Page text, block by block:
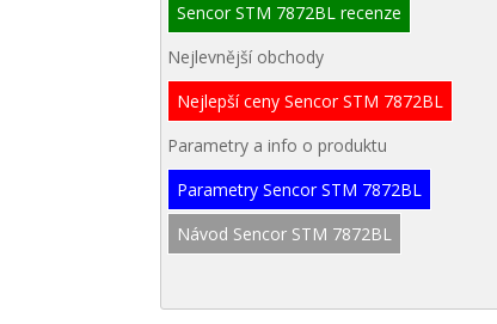
Sencor STM 7872BL recenze
Nejlevnější obchody
Nejlepší ceny Sencor STM 7872BL
Parametry a info o produktu
Parametry Sencor STM 7872BL
Návod Sencor STM 7872BL